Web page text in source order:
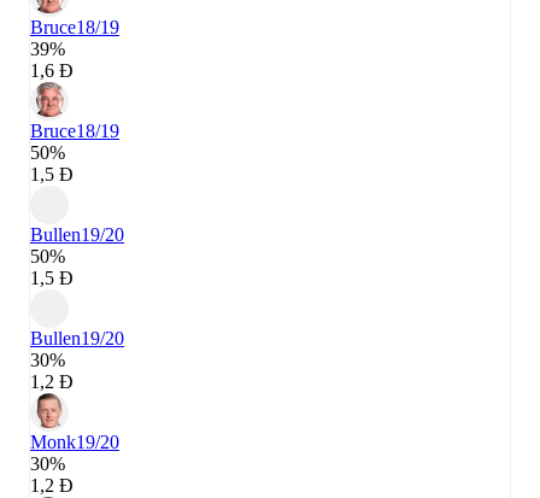
Bruce18/19
39%
1,6 Đ
Bruce18/19
50%
1,5 Đ
Bullen19/20
50%
1,5 Đ
Bullen19/20
30%
1,2 Đ
Monk19/20
30%
1,2 Đ